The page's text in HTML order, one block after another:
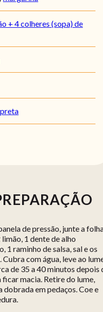
+ 4 colheres (sopa) de
de pressão, junte a
1 dente de alho
1 raminho de salsa, sal e os
com água, leve ao
de 35 a 40 minutos depois
macia. Retire do lume,
em pedaços. Coe e